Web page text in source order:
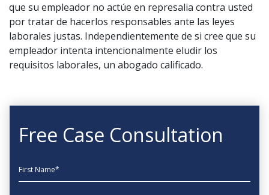
que su empleador no actúe en represalia contra usted
por tratar de hacerlos responsables ante las leyes
laborales justas. Independientemente de si cree que su
empleador intenta intencionalmente eludir los
requisitos laborales, un abogado calificado.
Free Case Consultation
First Name